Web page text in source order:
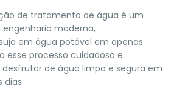
de tratamento de água é um
moderna,
em água potável em apenas
esse processo cuidadoso e
de água limpa e segura em
dias.